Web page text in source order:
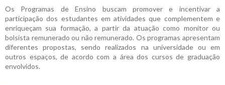
Os Programas de Ensino buscam promover e incentivar a
participação dos estudantes em atividades que complementem e
enriqueçam sua formação, a partir da atuação como monitor ou
bolsista remunerado ou não remunerado. Os programas apresentam
diferentes propostas, sendo realizados na universidade ou em
outros espaços, de acordo com a área dos cursos de graduação
envolvidos.